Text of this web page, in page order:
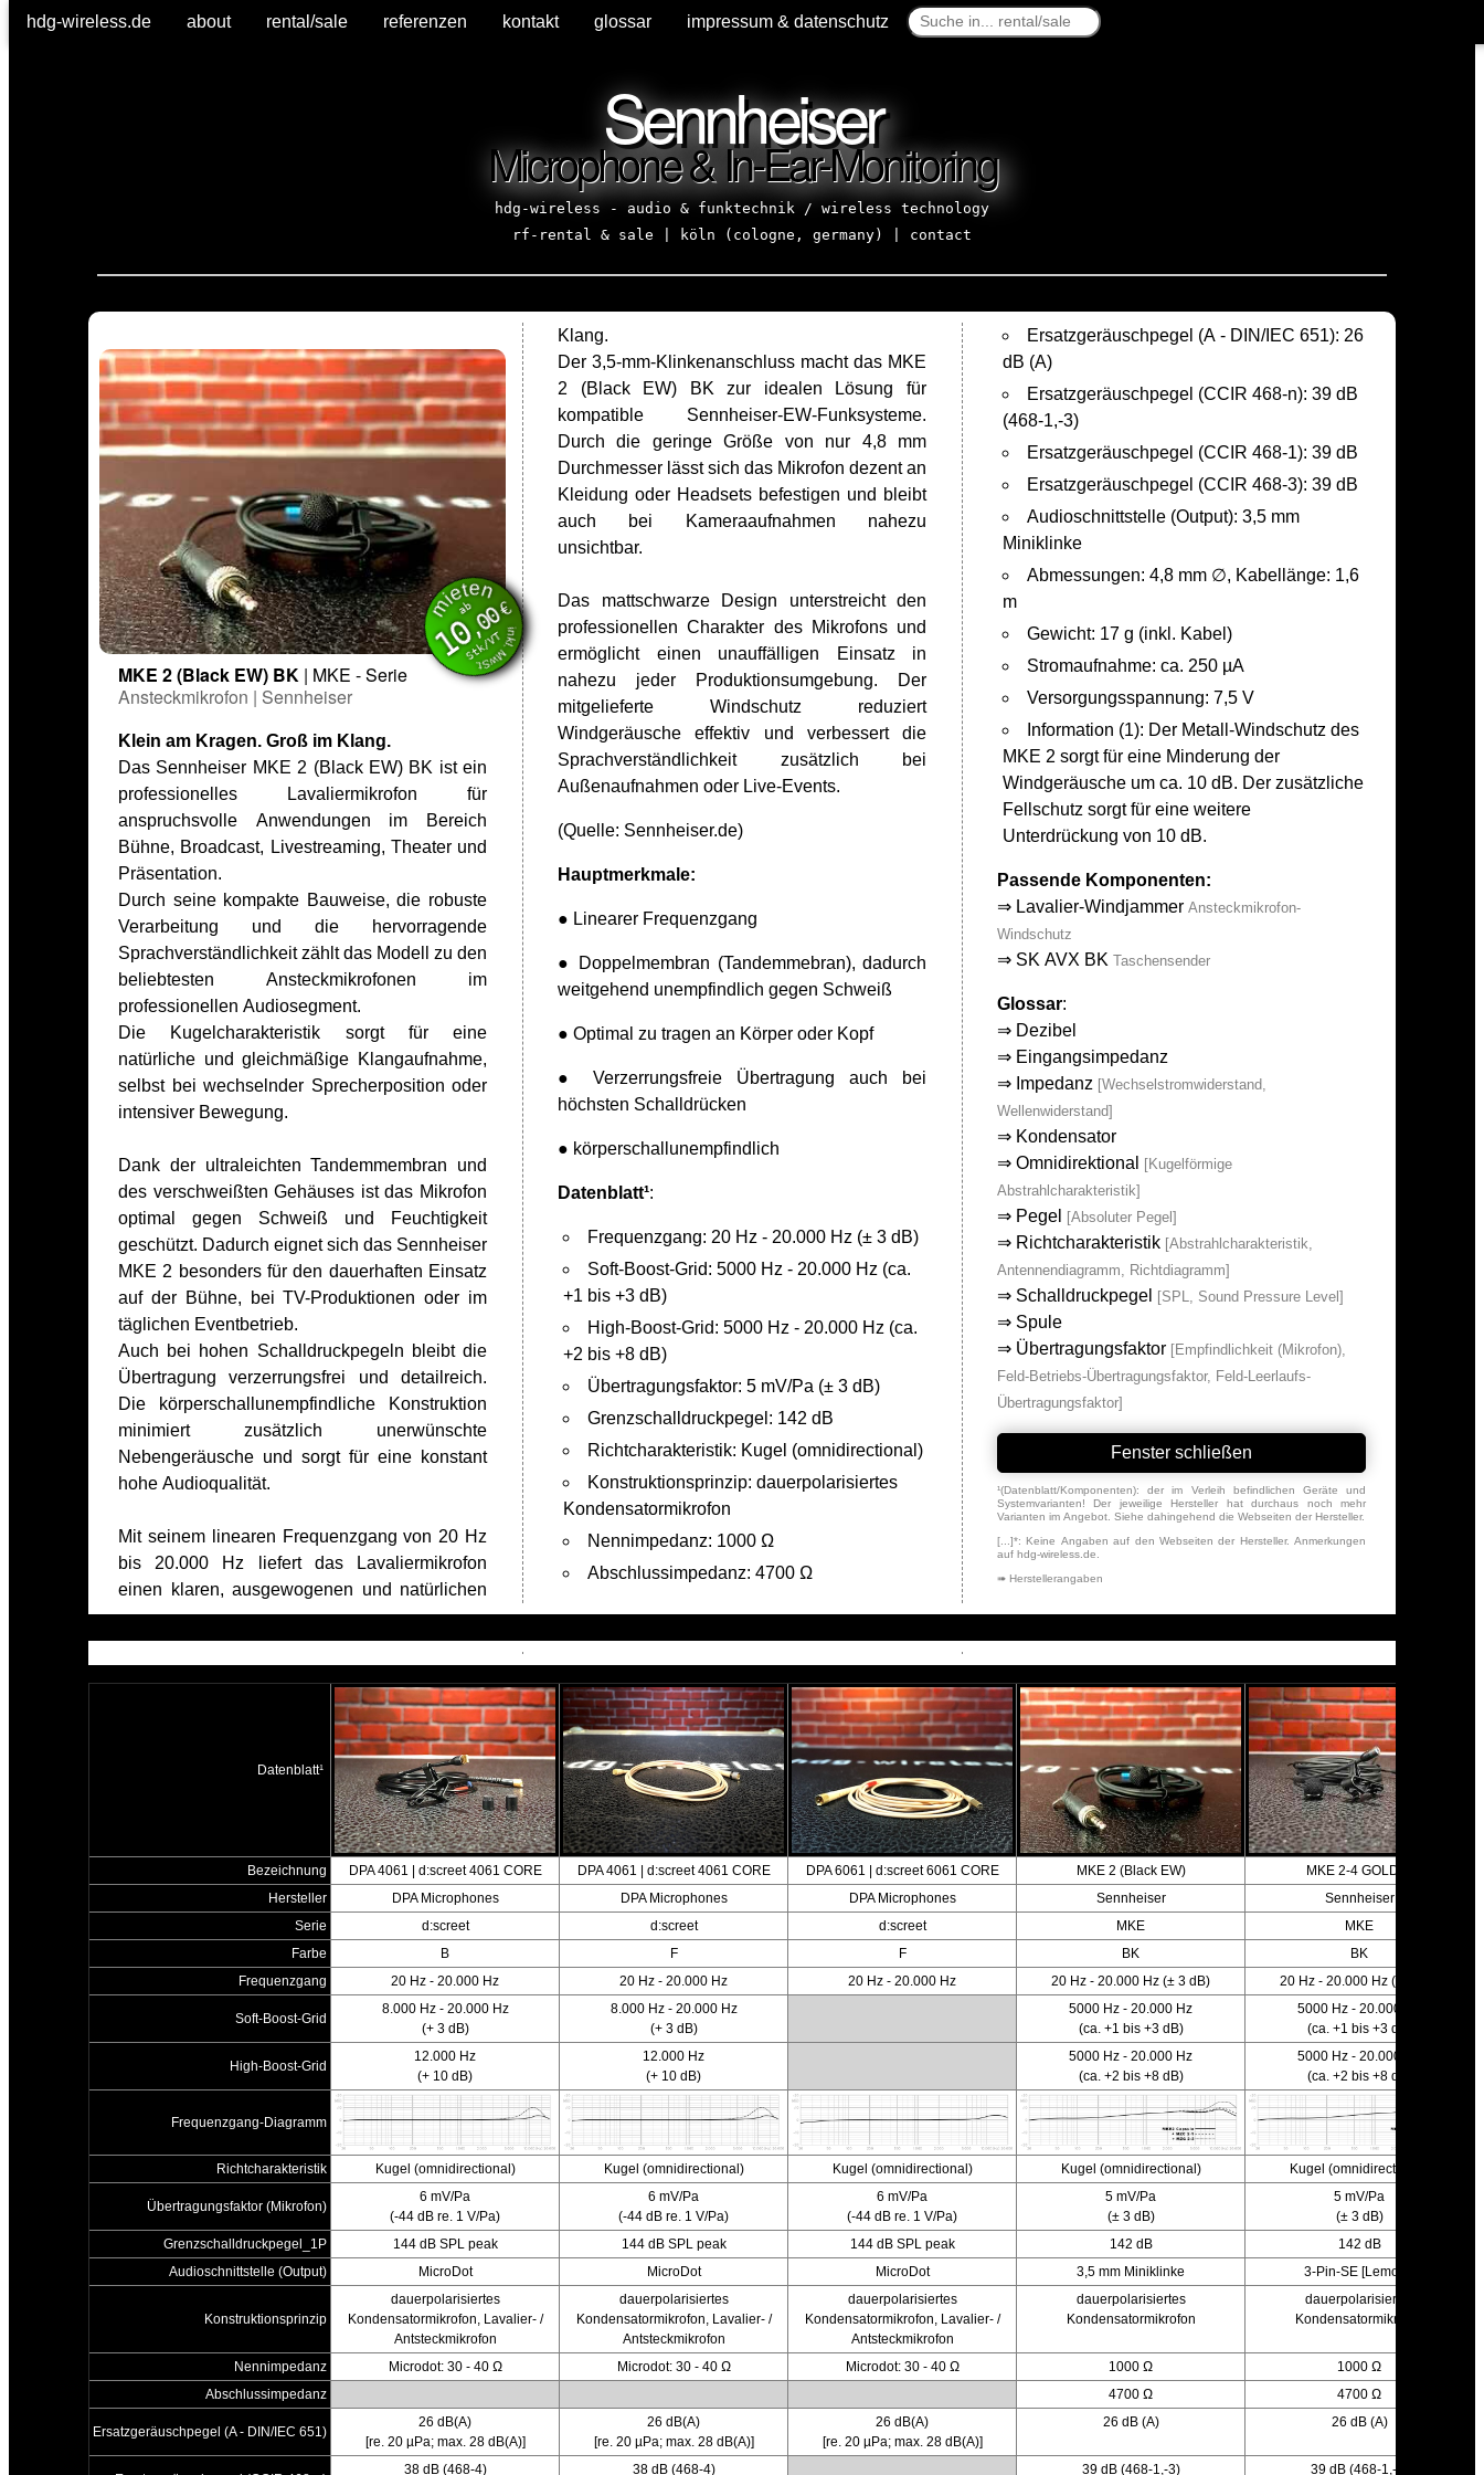
hdg-wireless.de about rental/sale referenzen kontakt glossar impressum & datenschutz
Sennheiser
Microphone & In-Ear-Monitoring
hdg-wireless - audio & funktechnik / wireless technology
rf-rental & sale | köln (cologne, germany) | contact
mieten
inkl. MwSt.
ab
10,00€
Stk/VT
MKE 2 (Black EW) BK | MKE - Serie
Ansteckmikrofon | Sennheiser
Klein am Kragen. Groß im Klang.
Das Sennheiser MKE 2 (Black EW) BK ist ein
professionelles Lavaliermikrofon für
anspruchsvolle Anwendungen im Bereich
Bühne, Broadcast, Livestreaming, Theater und
Präsentation.
Durch seine kompakte Bauweise, die robuste
Verarbeitung und die hervorragende
Sprachverständlichkeit zählt das Modell zu den
beliebtesten Ansteckmikrofonen im
professionellen Audiosegment.
Die Kugelcharakteristik sorgt für eine
natürliche und gleichmäßige Klangaufnahme,
selbst bei wechselnder Sprecherposition oder
intensiver Bewegung.
Dank der ultraleichten Tandemmembran und
des verschweißten Gehäuses ist das Mikrofon
optimal gegen Schweiß und Feuchtigkeit
geschützt. Dadurch eignet sich das Sennheiser
MKE 2 besonders für den dauerhaften Einsatz
auf der Bühne, bei TV-Produktionen oder im
täglichen Eventbetrieb.
Auch bei hohen Schalldruckpegeln bleibt die
Übertragung verzerrungsfrei und detailreich.
Die körperschallunempfindliche Konstruktion
minimiert zusätzlich unerwünschte
Nebengeräusche und sorgt für eine konstant
hohe Audioqualität.
Mit seinem linearen Frequenzgang von 20 Hz
bis 20.000 Hz liefert das Lavaliermikrofon
einen klaren, ausgewogenen und natürlichen
Klang.
Der 3,5-mm-Klinkenanschluss macht das MKE
2 (Black EW) BK zur idealen Lösung für
kompatible Sennheiser-EW-Funksysteme.
Durch die geringe Größe von nur 4,8 mm
Durchmesser lässt sich das Mikrofon dezent an
Kleidung oder Headsets befestigen und bleibt
auch bei Kameraaufnahmen nahezu
unsichtbar.
Das mattschwarze Design unterstreicht den
professionellen Charakter des Mikrofons und
ermöglicht einen unauffälligen Einsatz in
nahezu jeder Produktionsumgebung. Der
mitgelieferte Windschutz reduziert
Windgeräusche effektiv und verbessert die
Sprachverständlichkeit zusätzlich bei
Außenaufnahmen oder Live-Events.
(Quelle: Sennheiser.de)
Hauptmerkmale:
● Linearer Frequenzgang
● Doppelmembran (Tandemmebran), dadurch
weitgehend unempfindlich gegen Schweiß
● Optimal zu tragen an Körper oder Kopf
● Verzerrungsfreie Übertragung auch bei
höchsten Schalldrücken
● körperschallunempfindlich
Datenblatt¹:
Frequenzgang: 20 Hz - 20.000 Hz (± 3 dB)
Soft-Boost-Grid: 5000 Hz - 20.000 Hz (ca.
+1 bis +3 dB)
High-Boost-Grid: 5000 Hz - 20.000 Hz (ca.
+2 bis +8 dB)
Übertragungsfaktor: 5 mV/Pa (± 3 dB)
Grenzschalldruckpegel: 142 dB
Richtcharakteristik: Kugel (omnidirectional)
Konstruktionsprinzip: dauerpolarisiertes
Kondensatormikrofon
Nennimpedanz: 1000 Ω
Abschlussimpedanz: 4700 Ω
Ersatzgeräuschpegel (A - DIN/IEC 651): 26
dB (A)
Ersatzgeräuschpegel (CCIR 468-n): 39 dB
(468-1,-3)
Ersatzgeräuschpegel (CCIR 468-1): 39 dB
Ersatzgeräuschpegel (CCIR 468-3): 39 dB
Audioschnittstelle (Output): 3,5 mm
Miniklinke
Abmessungen: 4,8 mm ∅, Kabellänge: 1,6
m
Gewicht: 17 g (inkl. Kabel)
Stromaufnahme: ca. 250 µA
Versorgungsspannung: 7,5 V
Information (1): Der Metall-Windschutz des
MKE 2 sorgt für eine Minderung der
Windgeräusche um ca. 10 dB. Der zusätzliche
Fellschutz sorgt für eine weitere
Unterdrückung von 10 dB.
Passende Komponenten:
⇒ Lavalier-Windjammer Ansteckmikrofon-
Windschutz
⇒ SK AVX BK Taschensender
Glossar:
⇒ Dezibel
⇒ Eingangsimpedanz
⇒ Impedanz [Wechselstromwiderstand,
Wellenwiderstand]
⇒ Kondensator
⇒ Omnidirektional
[Kugelförmige
Abstrahlcharakteristik]
⇒ Pegel [Absoluter Pegel]
⇒ Richtcharakteristik [Abstrahlcharakteristik,
Antennendiagramm, Richtdiagramm]
⇒ Schalldruckpegel [SPL, Sound Pressure Level]
⇒ Spule
⇒ Übertragungsfaktor [Empfindlichkeit (Mikrofon),
Feld-Betriebs-Übertragungsfaktor, Feld-Leerlaufs-
Übertragungsfaktor]
Fenster schließen
¹(Datenblatt/Komponenten): der im Verleih befindlichen Geräte und
Systemvarianten! Der jeweilige Hersteller hat durchaus noch mehr
Varianten im Angebot. Siehe dahingehend die Webseiten der Hersteller.
[...]*: Keine Angaben auf den Webseiten der Hersteller. Anmerkungen
auf hdg-wireless.de.
➠ Herstellerangaben
Datenblatt¹
Bezeichnung DPA 4061 | d:screet 4061 CORE DPA 4061 | d:screet 4061 CORE DPA 6061 | d:screet 6061 CORE MKE 2 (Black EW)
MKE 2-4 GOLD-C
Hersteller
DPA Microphones DPA Microphones DPA Microphones Sennheiser
Sennheiser
Serie
d:screet d:screet d:screet MKE
MKE
Farbe
B F F BK
BK
Frequenzgang
20 Hz - 20.000 Hz 20 Hz - 20.000 Hz 20 Hz - 20.000 Hz 20 Hz - 20.000 Hz (± 3 dB) 20 Hz - 20.000 Hz (± 3 dB)
Soft-Boost-Grid
8.000 Hz - 20.000 Hz
(+ 3 dB)
8.000 Hz - 20.000 Hz
(+ 3 dB)
5000 Hz - 20.000 Hz
(ca. +1 bis +3 dB)
5000 Hz - 20.000 Hz
(ca. +1 bis +3 dB)
High-Boost-Grid
12.000 Hz
(+ 10 dB)
12.000 Hz
(+ 10 dB)
5000 Hz - 20.000 Hz
(ca. +2 bis +8 dB)
5000 Hz - 20.000 Hz
(ca. +2 bis +8 dB)
Frequenzgang-Diagramm
Richtcharakteristik Kugel (omnidirectional) Kugel (omnidirectional) Kugel (omnidirectional) Kugel (omnidirectional) Kugel (omnidirectional)
Übertragungsfaktor (Mikrofon)
6 mV/Pa
(-44 dB re. 1 V/Pa)
6 mV/Pa
(-44 dB re. 1 V/Pa)
6 mV/Pa
(-44 dB re. 1 V/Pa)
5 mV/Pa
(± 3 dB)
5 mV/Pa
(± 3 dB)
Grenzschalldruckpegel_1P
144 dB SPL peak 144 dB SPL peak 144 dB SPL peak 142 dB
142 dB
Audioschnittstelle (Output)
MicroDot MicroDot MicroDot 3,5 mm Miniklinke 3-Pin-SE [Lemo3]*
Konstruktionsprinzip
dauerpolarisiertes
Kondensatormikrofon, Lavalier- /
Antsteckmikrofon
dauerpolarisiertes
Kondensatormikrofon, Lavalier- /
Antsteckmikrofon
dauerpolarisiertes
Kondensatormikrofon, Lavalier- /
Antsteckmikrofon
dauerpolarisiertes
Kondensatormikrofon
dauerpolarisiertes
Kondensatormikrofon
Nennimpedanz Microdot: 30 - 40 Ω Microdot: 30 - 40 Ω Microdot: 30 - 40 Ω 1000 Ω
1000 Ω
Abschlussimpedanz
4700 Ω 4700 Ω
Ersatzgeräuschpegel (A - DIN/IEC 651)
26 dB(A)
[re. 20 µPa; max. 28 dB(A)]
26 dB(A)
[re. 20 µPa; max. 28 dB(A)]
26 dB(A)
[re. 20 µPa; max. 28 dB(A)]
26 dB (A) 26 dB (A)
38 dB (468-4) 38 dB (468-4) 39 dB (468-1,-3) 39 dB (468-1,-3)